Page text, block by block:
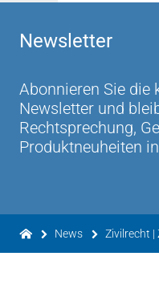
Newsletter
Abonnieren Sie die
Newsletter und
Rechtsprechung,
Produktneuheiten
News Zivilrecht |